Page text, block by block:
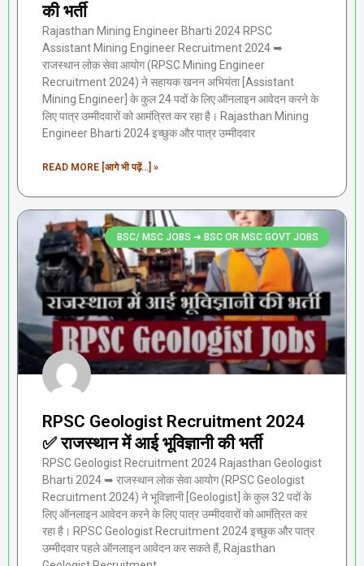
की भर्ती
Rajasthan Mining Engineer Bharti 2024 RPSC
Assistant Mining Engineer Recruitment 2024 ➥
राजस्थान लोक सेवा आयोग (RPSC Mining Engineer
Recruitment 2024) ने सहायक खनन अभियंता [Assistant
Mining Engineer] के कुल 24 पदों के लिए ऑनलाइन आवेदन करने के
लिए पात्र उम्मीदवारों को आमंत्रित कर रहा है। Rajasthan Mining
Engineer Bharti 2024 इच्छुक और पात्र उम्मीदवार
READ MORE [आगे भी पढ़ें...] »
BSC/ MSC JOBS ➜ BSC OR MSC GOVT JOBS
RPSC Geologist Recruitment 2024
✅ राजस्थान में आई भूविज्ञानी की भर्ती
RPSC Geologist Recruitment 2024 Rajasthan Geologist
Bharti 2024 ➥ राजस्थान लोक सेवा आयोग (RPSC Geologist
Recruitment 2024) ने भूविज्ञानी [Geologist] के कुल 32 पदों के
लिए ऑनलाइन आवेदन करने के लिए पात्र उम्मीदवारों को आमंत्रित कर
रहा है। RPSC Geologist Recruitment 2024 इच्छुक और पात्र
उम्मीदवार पहले ऑनलाइन आवेदन कर सकते हैं, Rajasthan